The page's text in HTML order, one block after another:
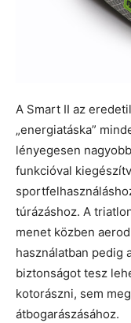
A Smart II az
„energiatáska”
lényegesen
funkcióval
túrázáshoz. A
menet közben
használatban pedig
biztonságot tesz
kotorászni, sem
átbogarászásához.